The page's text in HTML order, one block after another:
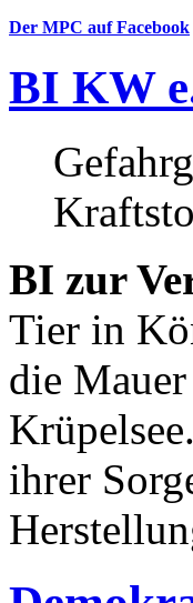
Der MPC auf Facebook
BI KW
BI zur
Tier in
die
ihrer